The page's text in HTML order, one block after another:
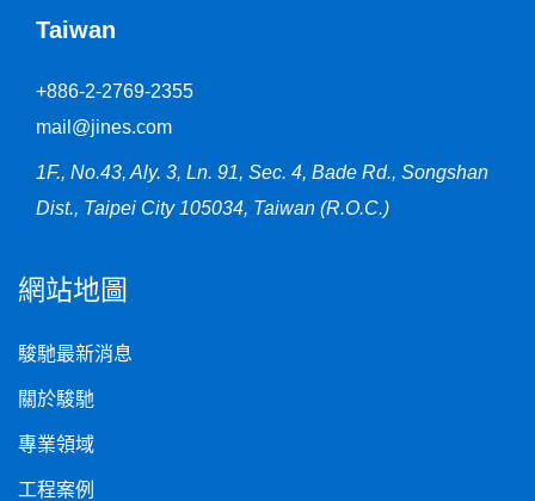
Taiwan
+886-2-2769-2355
mail@jines.com
1F., No.43, Aly. 3, Ln. 91, Sec. 4, Bade Rd., Songshan
Dist., Taipei City 105034, Taiwan (R.O.C.)
網站地圖
駿馳最新消息
關於駿馳
專業領域
工程案例